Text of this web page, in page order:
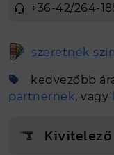
+36-42/264-
szeretnék
kedvezőbb
partnernek, vagy